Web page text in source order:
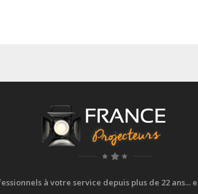
à votre service depuis plus de 22